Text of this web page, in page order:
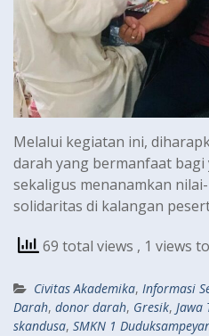
Melalui kegiatan ini,
darah yang bermanfaat
sekaligus menanamkan
solidaritas di kalangan
69 total views , 1 views
Civitas Akademika, Informasi
Darah, donor darah, Gresik, Jawa
skandusa, SMKN 1